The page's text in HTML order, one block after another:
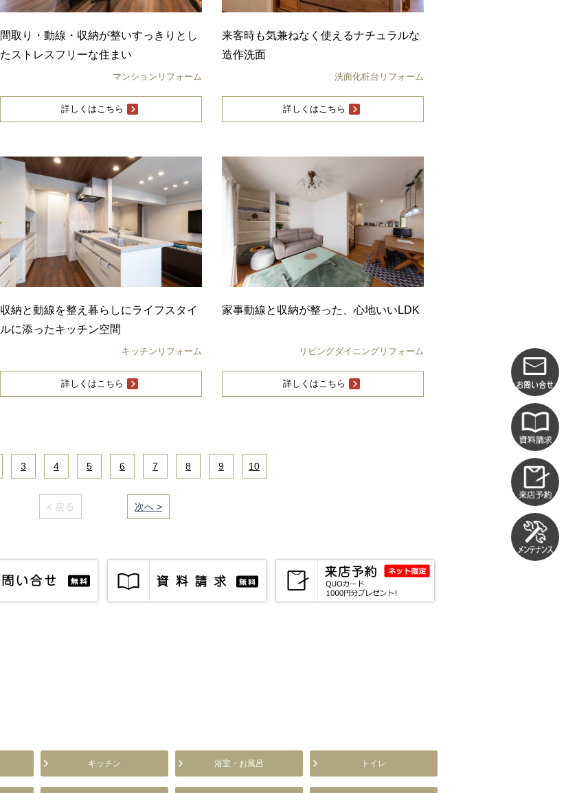
間取り・動線・収納が整いすっきりとし
たストレスフリーな住まい
マンションリフォーム
詳しくはこちら
来客時も気兼ねなく使えるナチュラルな
造作洗面
洗面化粧台リフォーム
詳しくはこちら
収納と動線を整え暮らしにライフスタイ
ルに添ったキッチン空間
キッチンリフォーム
詳しくはこちら
家事動線と収納が整った、心地いいLDK
リビングダイニングリフォーム
詳しくはこちら
3 4 5 6 7 8 9 10
< 戻る 次へ >
キッチン 浴室・お風呂 トイレ